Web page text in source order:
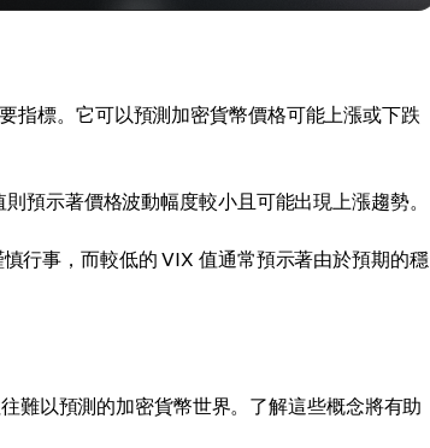
指標。它可以預測加密貨幣價格可能上漲或下跌
預示著價格波動幅度較小且可能出現上漲趨勢。
行事，而較低的 VIX 值通常預示著由於預期的穩
難以預測的加密貨幣世界。了解這些概念將有助